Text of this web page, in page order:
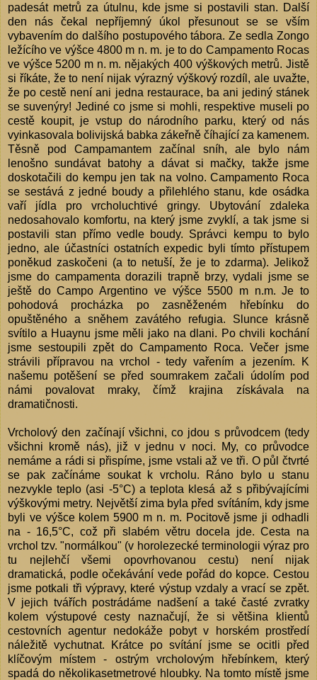
padesát metrů za útulnu, kde jsme si postavili stan. Další
den nás čekal nepříjemný úkol přesunout se se vším
vybavením do dalšího postupového tábora. Ze sedla Zongo
ležícího ve výšce 4800 m n. m. je to do Campamento Rocas
ve výšce 5200 m n. m. nějakých 400 výškových metrů. Jistě
si říkáte, že to není nijak výrazný výškový rozdíl, ale uvažte,
že po cestě není ani jedna restaurace, ba ani jediný stánek
se suvenýry! Jediné co jsme si mohli, respektive museli po
cestě koupit, je vstup do národního parku, který od nás
vyinkasovala bolivijská babka zákeřně číhající za kamenem.
Těsně pod Campamantem začínal sníh, ale bylo nám
lenošno sundávat batohy a dávat si mačky, takže jsme
doskotačili do kempu jen tak na volno. Campamento Roca
se sestává z jedné boudy a přilehlého stanu, kde osádka
vaří jídla pro vrcholuchtivé gringy. Ubytování zdaleka
nedosahovalo komfortu, na který jsme zvyklí, a tak jsme si
postavili stan přímo vedle boudy. Správci kempu to bylo
jedno, ale účastníci ostatních expedic byli tímto přístupem
poněkud zaskočeni (a to netuší, že je to zdarma). Jelikož
jsme do campamenta dorazili trapně brzy, vydali jsme se
ještě do Campo Argentino ve výšce 5500 m n.m. Je to
pohodová procházka po zasněženém hřebínku do
opuštěného a sněhem zavátého refugia. Slunce krásně
svítilo a Huaynu jsme měli jako na dlani. Po chvili kochání
jsme sestoupili zpět do Campamento Roca. Večer jsme
strávili přípravou na vrchol - tedy vařením a jezením. K
našemu potěšení se před soumrakem začali údolím pod
námi povalovat mraky, čímž krajina získávala na
dramatičnosti.
Vrcholový den začínají všichni, co jdou s průvodcem (tedy
všichni kromě nás), již v jednu v noci. My, co průvodce
nemáme a rádi si přispíme, jsme vstali až ve tři. O půl čtvrté
se pak začínáme soukat k vrcholu. Ráno bylo u stanu
nezvykle teplo (asi -5°C) a teplota klesá až s přibývajícími
výškovými metry. Největší zima byla před svítáním, kdy jsme
byli ve výšce kolem 5900 m n. m. Pocitově jsme ji odhadli
na - 16,5°C, což při slabém větru docela jde. Cesta na
vrchol tzv. "normálkou" (v horolezecké terminologii výraz pro
tu nejlehčí všemi opovrhovanou cestu) není nijak
dramatická, podle očekávání vede pořád do kopce. Cestou
jsme potkali tři výpravy, které výstup vzdaly a vrací se zpět.
V jejich tvářích postrádáme nadšení a také časté zvratky
kolem výstupové cesty naznačují, že si většina klientů
cestovních agentur nedokáže pobyt v horském prostředí
náležitě vychutnat. Krátce po svítání jsme se ocitli před
klíčovým místem - ostrým vrcholovým hřebínkem, který
spadá do několikasetmetrové hloubky. Na tomto místě jsme